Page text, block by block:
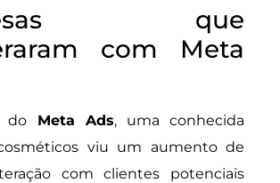
que
com Meta
do Meta Ads, uma conhecida
viu um aumento de
com clientes potenciais